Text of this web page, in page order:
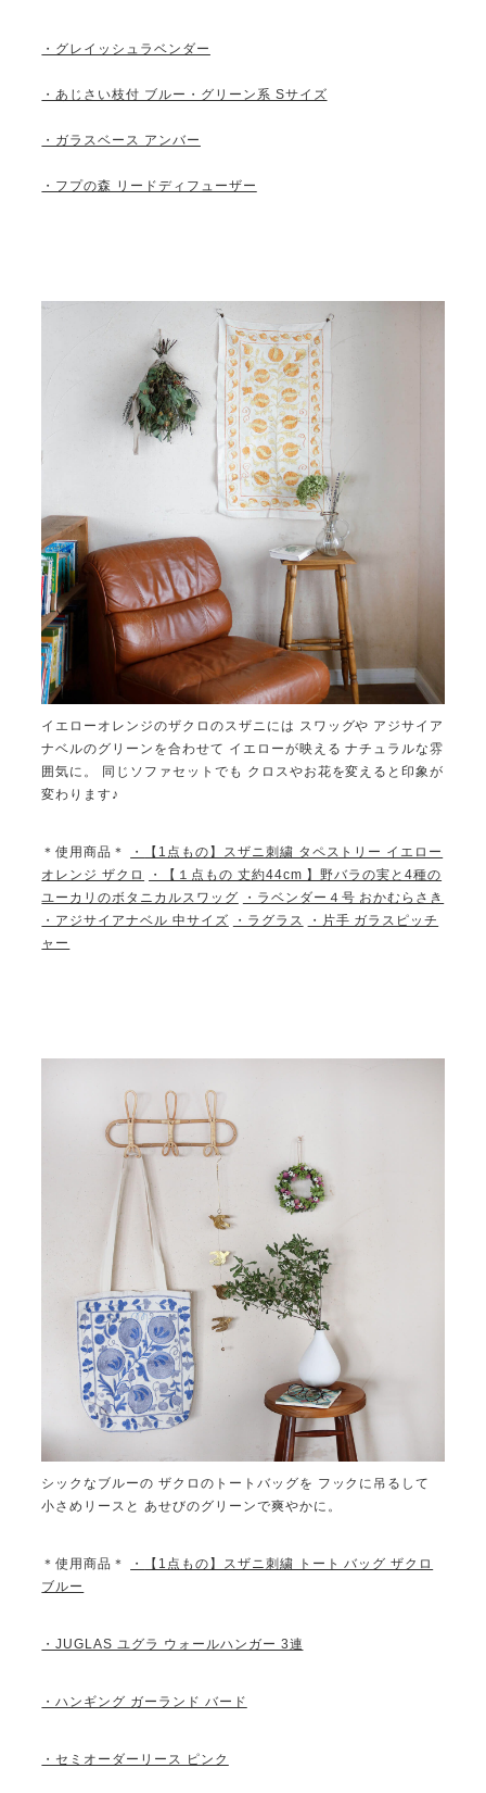
・グレイッシュラベンダー
・あじさい枝付 ブルー・グリーン系 Sサイズ
・ガラスベース アンバー
・フプの森 リードディフューザー
イエローオレンジのザクロのスザニには スワッグや アジサイア
ナベルのグリーンを合わせて イエローが映える ナチュラルな雰
囲気に。 同じソファセットでも クロスやお花を変えると印象が
変わります♪
＊使用商品＊ ・
【1点もの】スザニ刺繍 タペストリー イエロー
オレンジ ザクロ
・【１点もの 丈約44cm 】野バラの実と4種の
ユーカリのボタニカルスワッグ
・ラベンダー４号 おかむらさき
・アジサイアナベル 中サイズ
・ラグラス
・片手 ガラスピッチ
ャー
シックなブルーの ザクロのトートバッグを フックに吊るして
小さめリースと あせびのグリーンで爽やかに。
＊使用商品＊ ・
【1点もの】スザニ刺繍 トート バッグ ザクロ
ブルー
・JUGLAS ユグラ ウォールハンガー 3連
・ハンギング ガーランド バード
・セミオーダーリース ピンク